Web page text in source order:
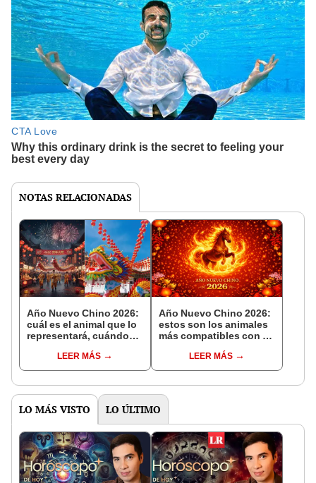
NOTAS RELACIONADAS
Año Nuevo Chino 2026:
cuál es el animal que lo
representará, cuándo
esta milenaria tradición
LEER MÁS
Año Nuevo Chino 2026:
estos son los animales
más compatibles con el
les deparará este año
LEER MÁS
LO MÁS VISTO LO ÚLTIMO